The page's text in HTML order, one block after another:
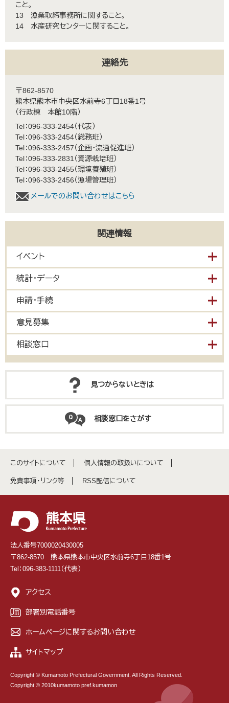
こと。
13 漁業取締事務所に関すること。
14 水産研究センターに関すること。
連絡先
〒862-8570
熊本県熊本市中央区水前寺6丁目18番1号
（行政棟 本館10階）
Tel：096-333-2454 代表
Tel：096-333-2454 総務班
Tel：096-333-2457 企画・流通促進班
Tel：096-333-2831
資源栽培班
Tel：096-333-2455 環境養殖班
Tel：096-333-2456 漁場管理班
メールでのお問い合わせはこちら
関連情報
イベント
統計・データ
申請・手続
意見募集
相談窓口
見つからないときは
相談窓口をさがす
このサイトについて 個人情報の取扱いについて
免責事項・リンク等 RSS配信について
法人番号7000020430005
〒862-8570 熊本県熊本市中央区水前寺6丁目18番1号
Tel：096-383-1111（代表）
アクセス
部署別電話番号
ホームページに関するお問い合わせ
サイトマップ
Copyright © Kumamoto Prefectural Government. All Rights Reserved.
Copyright © 2010kumamoto pref.kumamon